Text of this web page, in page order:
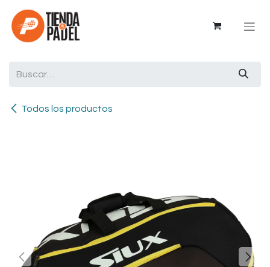
Ir al contenido
Todos los productos